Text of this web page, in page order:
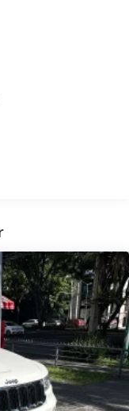
El Volante